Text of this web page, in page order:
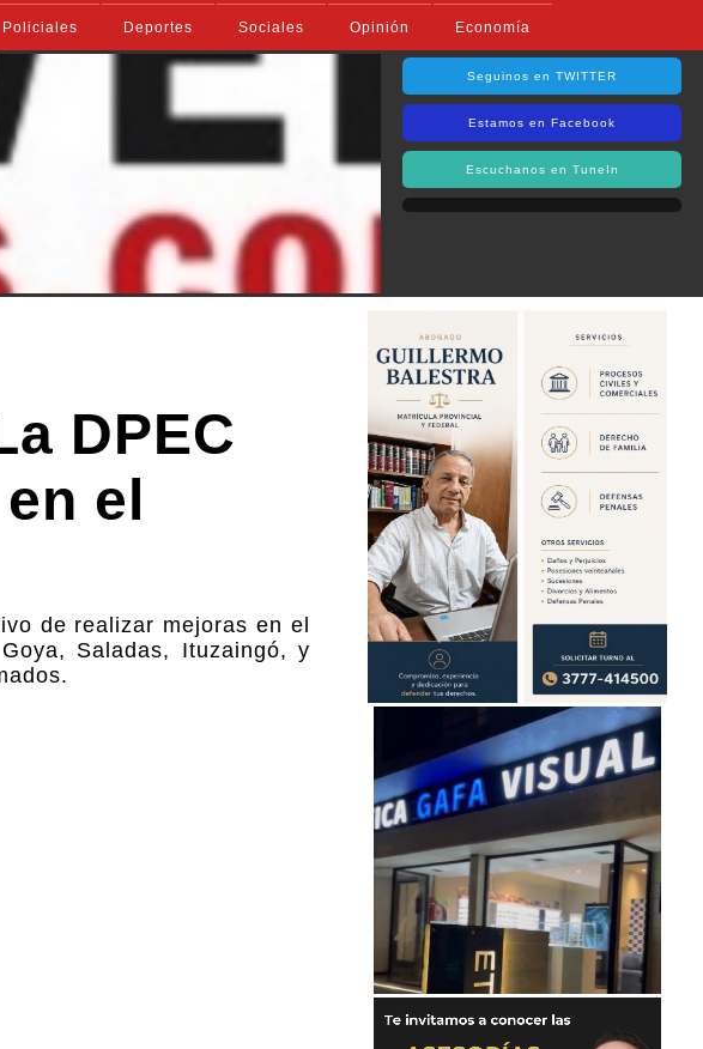
Policiales Deportes Sociales Opinión Economía
Seguinos en TWITTER
Estamos en Facebook
Escuchanos en TuneIn
DPEC
el
de realizar mejoras en el
Saladas, Ituzaingó, y